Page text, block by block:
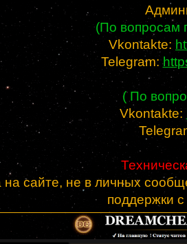
(По вопросам
Vkontakte:
Telegram:
( По
Vkontakte:
сайте, не в личных
поддержки